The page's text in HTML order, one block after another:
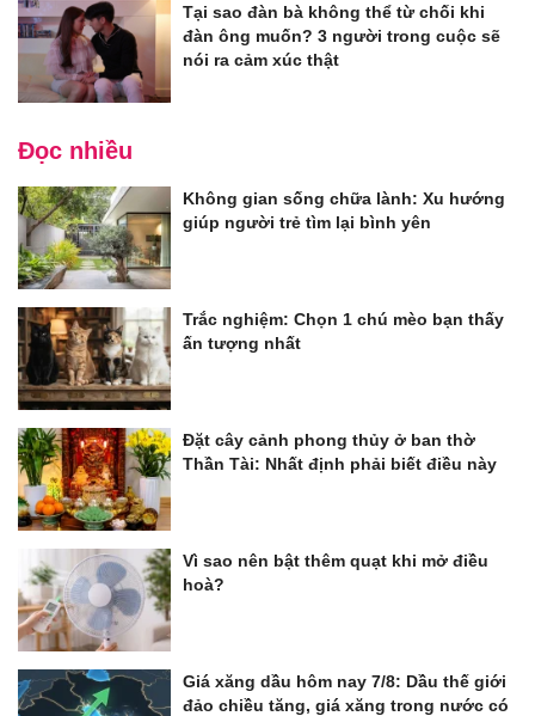
Tại sao đàn bà không thể từ chối khi
đàn ông muốn? 3 người trong cuộc sẽ
nói ra cảm xúc thật
Đọc nhiều
Không gian sống chữa lành: Xu hướng
giúp người trẻ tìm lại bình yên
Trắc nghiệm: Chọn 1 chú mèo bạn thấy
ấn tượng nhất
Đặt cây cảnh phong thủy ở ban thờ
Thần Tài: Nhất định phải biết điều này
Vì sao nên bật thêm quạt khi mở điều
hoà?
Giá xăng dầu hôm nay 7/8: Dầu thế giới
đảo chiều tăng, giá xăng trong nước có